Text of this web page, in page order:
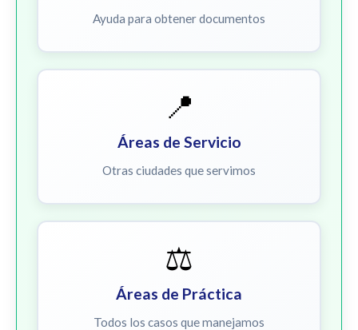
Ayuda para obtener documentos
📍
Áreas de Servicio
Otras ciudades que servimos
⚖️
Áreas de Práctica
Todos los casos que manejamos